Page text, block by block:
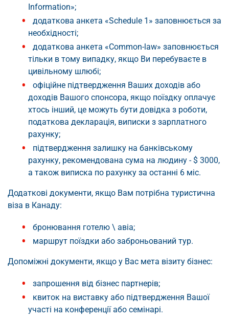
Information»;
додаткова анкета «Schedule 1» заповнюється за
необхідності;
додаткова анкета «Common-law» заповнюється
тільки в тому випадку, якщо Ви перебуваєте в
цивільному шлюбі;
офіційне підтвердження Ваших доходів або
доходів Вашого спонсора, якщо поїздку оплачує
хтось інший, це можуть бути довідка з роботи,
податкова декларація, виписки з зарплатного
рахунку;
підтвердження залишку на банківському
рахунку, рекомендована сума на людину - $ 3000,
а також виписка по рахунку за останні 6 міс.
Додаткові документи, якщо Вам потрібна туристична
віза в Канаду:
бронювання готелю \ авіа;
маршрут поїздки або заброньований тур.
Допоміжні документи, якщо у Вас мета візиту бізнес:
запрошення від бізнес партнерів;
квиток на виставку або підтвердження Вашої
участі на конференції або семінарі.